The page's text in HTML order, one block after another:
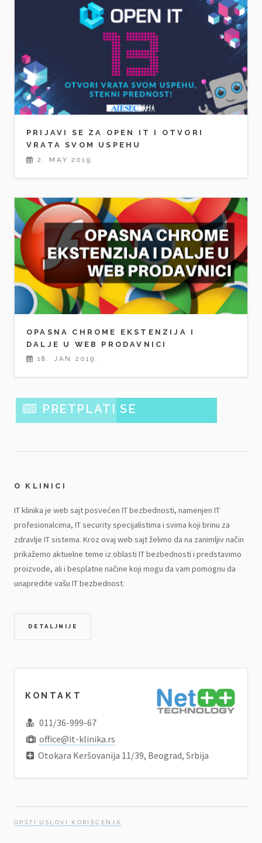
PRIJAVI SE ZA OPEN IT I OTVORI
VRATA SVOM USPEHU
2. MAY 2019.
OPASNA CHROME EKSTENZIJA I
DALJE U WEB PRODAVNICI
18. JAN 2019.
PRETPLATI SE
O KLINICI
IT klinika je web sajt posvećen IT bezbednosti, namenjen IT
profesionalcima, IT security specijalistima i svima koji brinu za
zdravlje IT sistema. Kroz ovaj web sajt želimo da na zanimljiv način
prikažemo aktuelne teme iz oblasti IT bezbednosti i predstavimo
proizvode, ali i besplatne načine koji mogu da vam pomognu da
unapredite vašu IT bezbednost.
DETALJNIJE
KONTAKT
011/36-999-67
office@it-klinika.rs
Otokara Keršovanija 11/39, Beograd, Srbija
OPŠTI USLOVI KORIŠĆENJA